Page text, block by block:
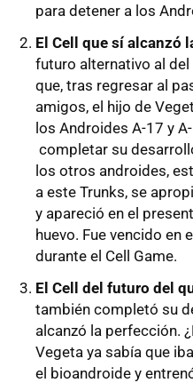
para detener a los
El Cell que sí alcanzó
futuro alternativo al del
que, tras regresar al
amigos, el hijo de
los Androides A-17 y
completar su
los otros androides,
a este Trunks, se
y apareció en el
huevo. Fue vencido en
durante el Cell Game.
El Cell del futuro del
también completó su
alcanzó la perfección.
Vegeta ya sabía que
el bioandroide y